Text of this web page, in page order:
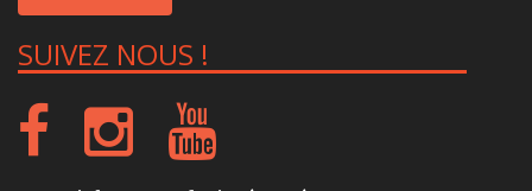
SUIVEZ NOUS !